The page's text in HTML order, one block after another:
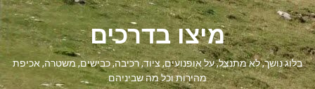
Skip
to
content
מיצו בדרכים
בלוג נושך, לא מתנצל, על אופנועים, ציוד, רכיבה, כבישים, משטרה, אכיפת
מהירות וכל מה שביניהם